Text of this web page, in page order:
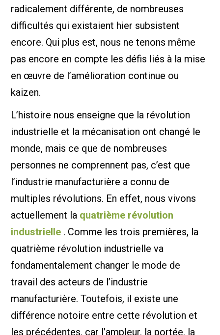
radicalement différente, de nombreuses
difficultés qui existaient hier subsistent
encore. Qui plus est, nous ne tenons même
pas encore en compte les défis liés à la mise
en œuvre de l’amélioration continue ou
kaizen.
L’histoire nous enseigne que la révolution
industrielle et la mécanisation ont changé le
monde, mais ce que de nombreuses
personnes ne comprennent pas, c’est que
l’industrie manufacturière a connu de
multiples révolutions. En effet, nous vivons
actuellement la quatrième révolution
industrielle . Comme les trois premières, la
quatrième révolution industrielle va
fondamentalement changer le mode de
travail des acteurs de l’industrie
manufacturière. Toutefois, il existe une
différence notoire entre cette révolution et
les précédentes, car l’ampleur, la portée, la